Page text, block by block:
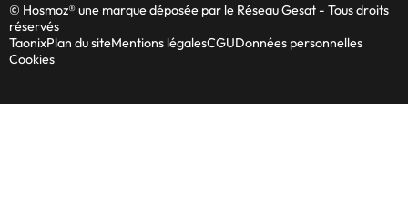
© Hosmoz® une marque déposée par le Réseau Gesat - Tous droits
réservés
TaonixPlan du siteMentions légalesCGUDonnées personnelles
Cookies